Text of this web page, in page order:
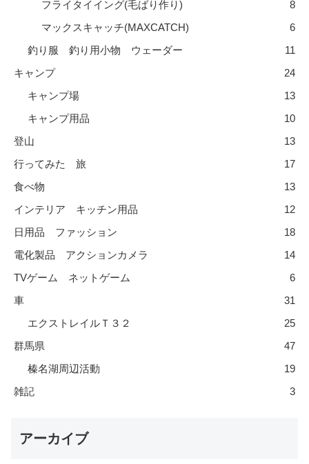
フライタイイング(毛ばり作り)
8
マックスキャッチ(MAXCATCH)
6
釣り服 釣り用小物 ウェーダー
11
キャンプ
24
キャンプ場
13
キャンプ用品
10
登山
13
行ってみた 旅
17
食べ物
13
インテリア キッチン用品
12
日用品 ファッション
18
電化製品 アクションカメラ
14
TVゲーム ネットゲーム
6
車
31
エクストレイルＴ３２
25
群馬県
47
榛名湖周辺活動
19
雑記
3
アーカイブ